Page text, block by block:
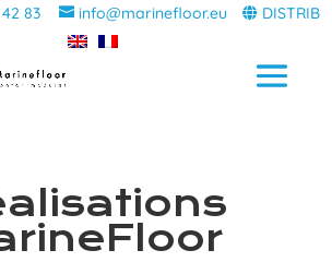
83 info@marinefloor.eu DISTRIB